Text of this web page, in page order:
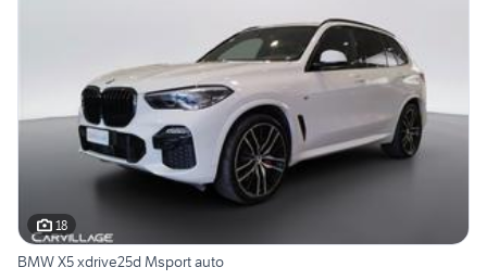
18
BMW X5 xdrive25d Msport auto